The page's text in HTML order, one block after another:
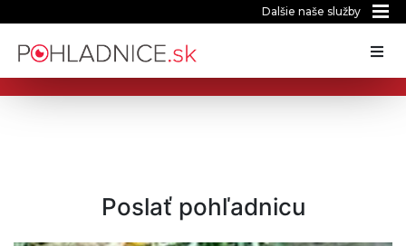
Dalšie naše služby
Poslať pohľadnicu